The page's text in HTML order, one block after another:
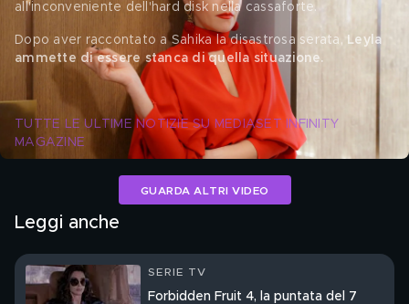
all'inconveniente dell'hard disk nella cassaforte.
Dopo aver raccontato a Sahika la disastrosa serata, Leyla
ammette di essere stanca di quella situazione.
TUTTE LE ULTIME NOTIZIE SU MEDIASET INFINITY
MAGAZINE
GUARDA ALTRI VIDEO
Leggi anche
SERIE TV
Forbidden Fruit 4, la puntata del 7